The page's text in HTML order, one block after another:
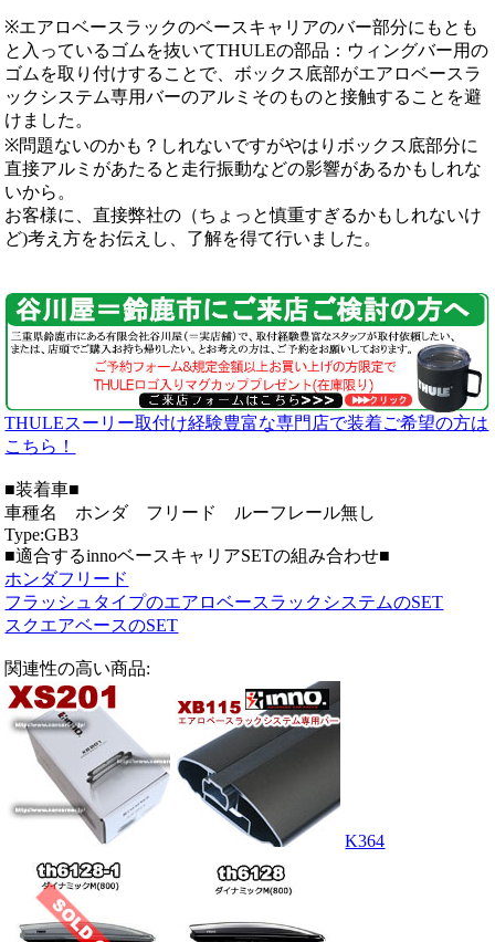
※エアロベースラックのベースキャリアのバー部分にもとも
と入っているゴムを抜いてTHULEの部品：ウィングバー用の
ゴムを取り付けすることで、ボックス底部がエアロベースラ
ックシステム専用バーのアルミそのものと接触することを避
けました。
※問題ないのかも？しれないですがやはりボックス底部分に
直接アルミがあたると走行振動などの影響があるかもしれな
いから。
お客様に、直接弊社の（ちょっと慎重すぎるかもしれないけ
ど)考え方をお伝えし、了解を得て行いました。
THULEスーリー取付け経験豊富な専門店で装着ご希望の方は
こちら！
■装着車■
車種名 ホンダ フリード ルーフレール無し
Type:GB3
■適合するinnoベースキャリアSETの組み合わせ■
ホンダフリード
フラッシュタイプのエアロベースラックシステムのSET
スクエアベースのSET
関連性の高い商品:
K364